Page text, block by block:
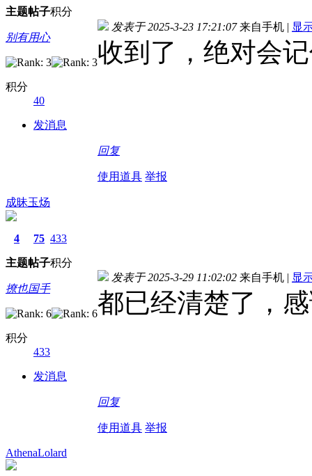
主题帖子积分
别有用心
积分
40
发消息
发表于 2025-3-23 17:21:07 来自手机 | 显
收到了，绝对会
回复
使用道具 举报
成昧玉炀
4
主题
75
帖子
433
积分
撩也国手
积分
433
发消息
发表于 2025-3-29 11:02:02 来自手机 | 显
都已经清楚了，
回复
使用道具 举报
AthenaLolard